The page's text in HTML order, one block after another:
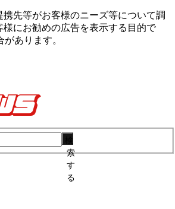
先等がお客様のニーズ等について調
にお勧めの広告を表⽰する⽬的で
あります。
索
す
る